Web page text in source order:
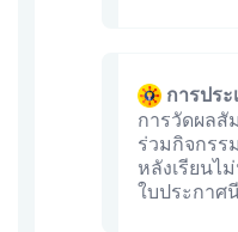
การประ
การวัดผลสั
ร่วมกิจกร
หลังเรียนไ
ใบประกาศ